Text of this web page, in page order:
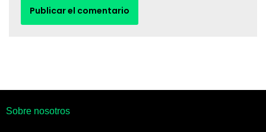
Sobre nosotros